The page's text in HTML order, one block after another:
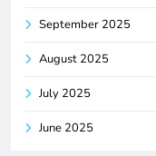
September 2025
August 2025
July 2025
June 2025